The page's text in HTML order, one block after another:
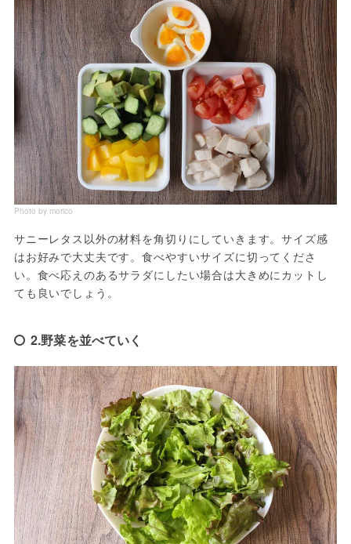
Photo by morico
サニーレタス以外の材料を角切りにしていきます。サイズ感
はお好みで大丈夫です。食べやすいサイズに切ってくださ
い。食べ応えのあるサラダにしたい場合は大きめにカットし
ても良いでしょう。
2.野菜を並べていく